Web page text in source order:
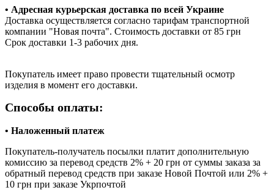
• Адресная курьерская доставка по всей Украине
Доставка осуществляется согласно тарифам транспортной
компании "Новая почта". Стоимость доставки от 85 грн
Срок доставки 1-3 рабочих дня.
Покупатель имеет право провести тщательный осмотр
изделия в момент его доставки.
Способы оплаты:
• Наложенный платеж
Покупатель-получатель посылки платит дополнительную
комиссию за перевод средств 2% + 20 грн от суммы заказа за
обратный перевод средств при заказе Новой Почтой или 2% +
10 грн при заказе Укрпочтой